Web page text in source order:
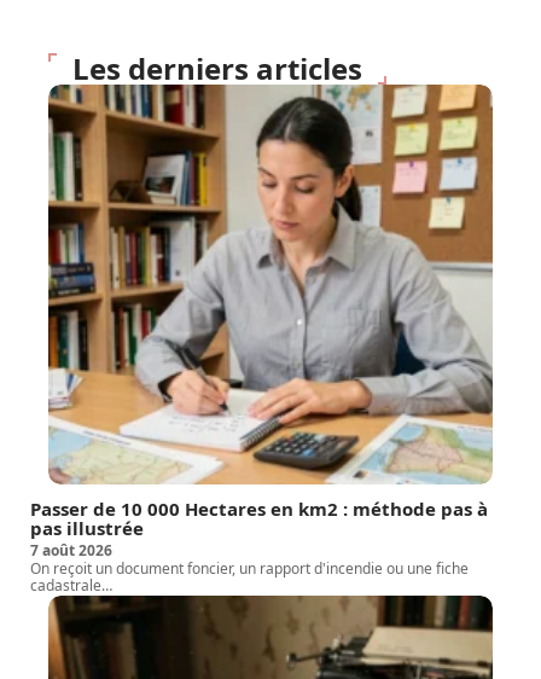
Les derniers articles
Passer de 10 000 Hectares en km2 : méthode pas à
pas illustrée
7 août 2026
On reçoit un document foncier, un rapport d'incendie ou une fiche
cadastrale…